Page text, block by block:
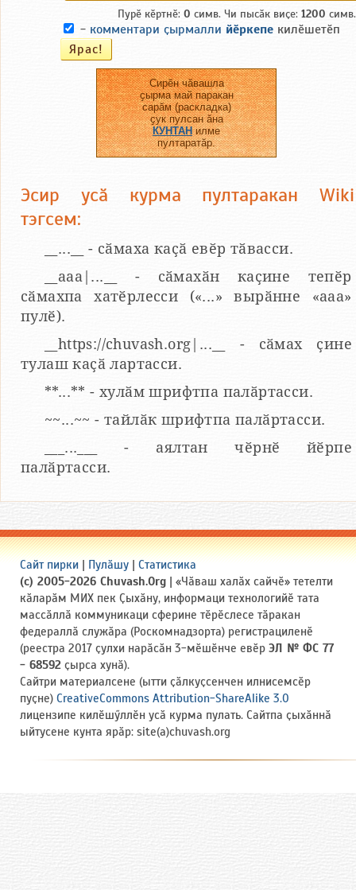
Пурӗ кӗртнӗ: 0 симв. Чи пысӑк виҫе: 1200 симв.
- комментари ҫырмалли йӗркепе килӗшетӗп
Сирӗн чӑвашла
ҫырма май паракан
сарӑм (раскладка)
ҫук пулсан ӑна
КУНТАН илме
пултаратӑр.
Эсир усӑ курма пултаракан Wiki
тэгсем:
__...__ - сӑмаха каҫӑ евӗр тӑвасси.
__aaa|...__ - сӑмахӑн каҫине тепӗр
сӑмахпа хатӗрлесси («...» вырӑнне «ааа»
пулӗ).
__https://chuvash.org|...__ - сӑмах ҫине
тулаш каҫӑ лартасси.
**...** - хулӑм шрифтпа палӑртасси.
~~...~~ - тайлӑк шрифтпа палӑртасси.
___...___ - аялтан чӗрнӗ йӗрпе
палӑртасси.
Сайт пирки Пулӑшу
Статистика
(c) 2005-2026 Chuvash.Org | «Чӑваш халӑх сайчӗ» тетелти
кӑларӑм МИХ пек Ҫыхӑну, информаци технологийӗ тата
массӑллӑ коммуникаци сферине тӗрӗслесе тӑракан
федераллӑ служӑра (Роскомнадзорта) регистрациленӗ
(реестра 2017 ҫулхи нарӑсӑн 3-мӗшӗнче евӗр ЭЛ № ФС 77
- 68592 ҫырса хунӑ).
Сайтри материалсене (ытти ҫӑлкуҫсенчен илнисемсӗр
пуҫне) CreativeCommons Attribution-ShareAlike 3.0
лицензипе килӗшӳллӗн усӑ курма пулать. Сайтпа ҫыхӑннӑ
ыйтусене кунта ярӑр: site(a)chuvash.org